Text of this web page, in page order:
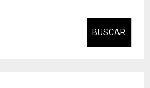
BUSCAR